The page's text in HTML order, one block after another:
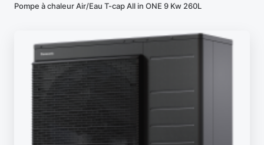
Pompe à chaleur Air/Eau T-cap All in ONE 9 Kw 260L